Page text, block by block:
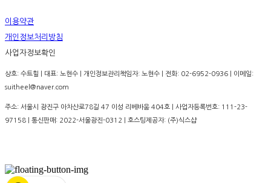
이용약관
개인정보처리방침
사업자정보확인
상호: 수트힐 | 대표: 노현수 | 개인정보관리책임자: 노현수 | 전화: 02-6952-0936 | 이메일:
suitheel@naver.com
주소: 서울시 광진구 아차산로78길 47 이성 리베바움 404호 | 사업자등록번호: 111-23-
97158 | 통신판매: 2022-서울광진-0312 | 호스팅제공자: (주)식스샵